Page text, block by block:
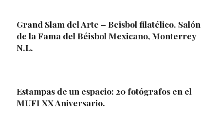
Grand Slam del Arte – Beisbol filatélico. Salón
de la Fama del Béisbol Mexicano, Monterrey
N.L.
Estampas de un espacio: 20 fotógrafos en el
MUFI XX Aniversario.